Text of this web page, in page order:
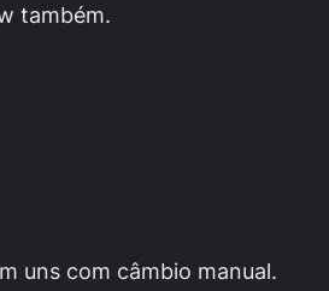
também.
uns com câmbio manual.